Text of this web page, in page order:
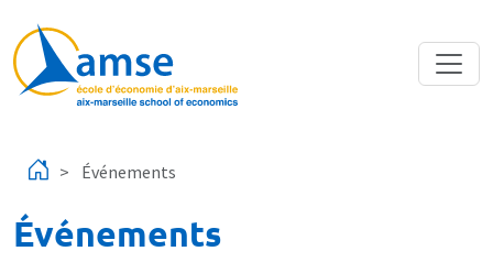
Événements
Événements